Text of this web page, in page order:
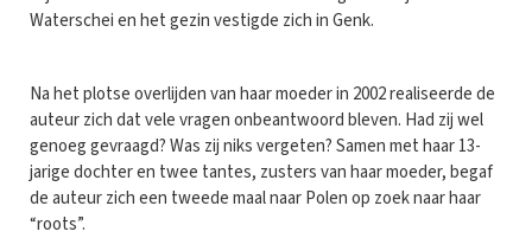
Waterschei en het gezin vestigde zich in Genk.
Na het plotse overlijden van haar moeder in 2002 realiseerde de
auteur zich dat vele vragen onbeantwoord bleven. Had zij wel
genoeg gevraagd? Was zij niks vergeten? Samen met haar 13-
jarige dochter en twee tantes, zusters van haar moeder, begaf
de auteur zich een tweede maal naar Polen op zoek naar haar
“roots”.